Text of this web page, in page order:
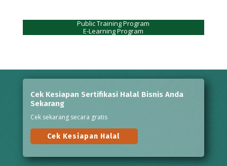
Public Training Program
E-Learning Program
Cek Kesiapan Sertifikasi Halal Bisnis Anda
Sekarang
Cek sekarang secara gratis
Cek Kesiapan Halal